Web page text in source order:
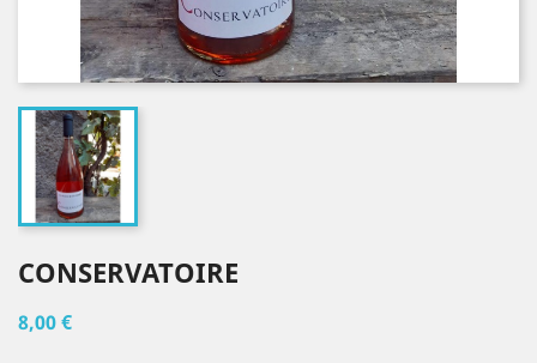
CONSERVATOIRE
8,00 €